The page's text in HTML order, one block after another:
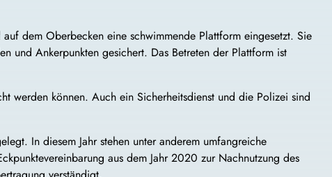
dem Oberbecken eine schwimmende Plattform eingesetzt. Sie
und Ankerpunkten gesichert. Das Betreten der Plattform ist
werden können. Auch ein Sicherheitsdienst und die Polizei sind
In diesem Jahr stehen unter anderem umfangreiche
aus dem Jahr 2020 zur Nachnutzung des